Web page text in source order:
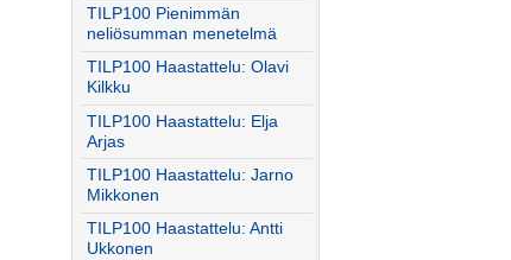
TILP100 Pienimmän
neliösumman menetelmä
TILP100 Haastattelu: Olavi
Kilkku
TILP100 Haastattelu: Elja
Arjas
TILP100 Haastattelu: Jarno
Mikkonen
TILP100 Haastattelu: Antti
Ukkonen